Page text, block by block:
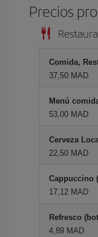
Precios
Comida,
37,50 MAD
Menú
53,00 MAD
Cerveza
22,50 MAD
Cappuccino
17,12 MAD
Refresco
4,89 MAD